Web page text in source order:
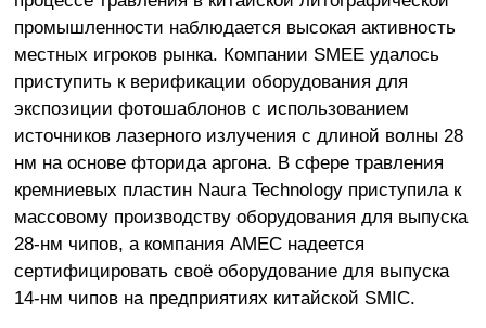
промышленности наблюдается высокая активность
местных игроков рынка. Компании SMEE удалось
приступить к верификации оборудования для
экспозиции фотошаблонов с использованием
источников лазерного излучения с длиной волны 28
нм на основе фторида аргона. В сфере травления
кремниевых пластин Naura Technology приступила к
массовому производству оборудования для выпуска
28-нм чипов, а компания AMEC надеется
сертифицировать своё оборудование для выпуска
14-нм чипов на предприятиях китайской SMIC.